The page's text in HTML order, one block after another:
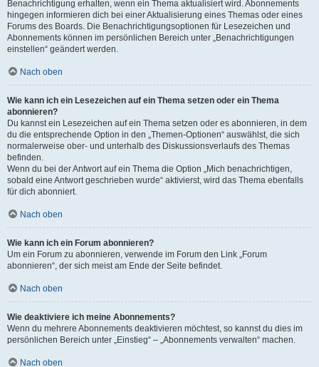
Benachrichtigung erhalten, wenn ein Thema aktualisiert wird. Abonnements
hingegen informieren dich bei einer Aktualisierung eines Themas oder eines
Forums des Boards. Die Benachrichtigungsoptionen für Lesezeichen und
Abonnements können im persönlichen Bereich unter „Benachrichtigungen
einstellen“ geändert werden.
Nach oben
Wie kann ich ein Lesezeichen auf ein Thema setzen oder ein Thema
abonnieren?
Du kannst ein Lesezeichen auf ein Thema setzen oder es abonnieren, in dem
du die entsprechende Option in den „Themen-Optionen“ auswählst, die sich
normalerweise ober- und unterhalb des Diskussionsverlaufs des Themas
befinden.
Wenn du bei der Antwort auf ein Thema die Option „Mich benachrichtigen,
sobald eine Antwort geschrieben wurde“ aktivierst, wird das Thema ebenfalls
für dich abonniert.
Nach oben
Wie kann ich ein Forum abonnieren?
Um ein Forum zu abonnieren, verwende im Forum den Link „Forum
abonnieren“, der sich meist am Ende der Seite befindet.
Nach oben
Wie deaktiviere ich meine Abonnements?
Wenn du mehrere Abonnements deaktivieren möchtest, so kannst du dies im
persönlichen Bereich unter „Einstieg“ – „Abonnements verwalten“ machen.
Nach oben